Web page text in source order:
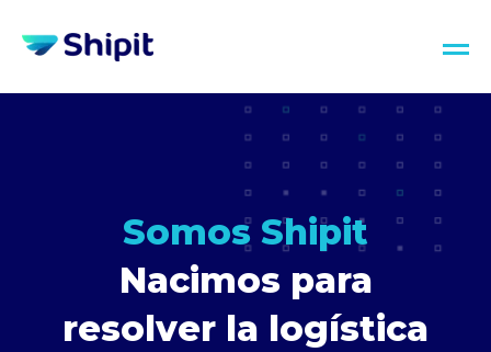
Somos Shipit
Nacimos para
resolver la logística